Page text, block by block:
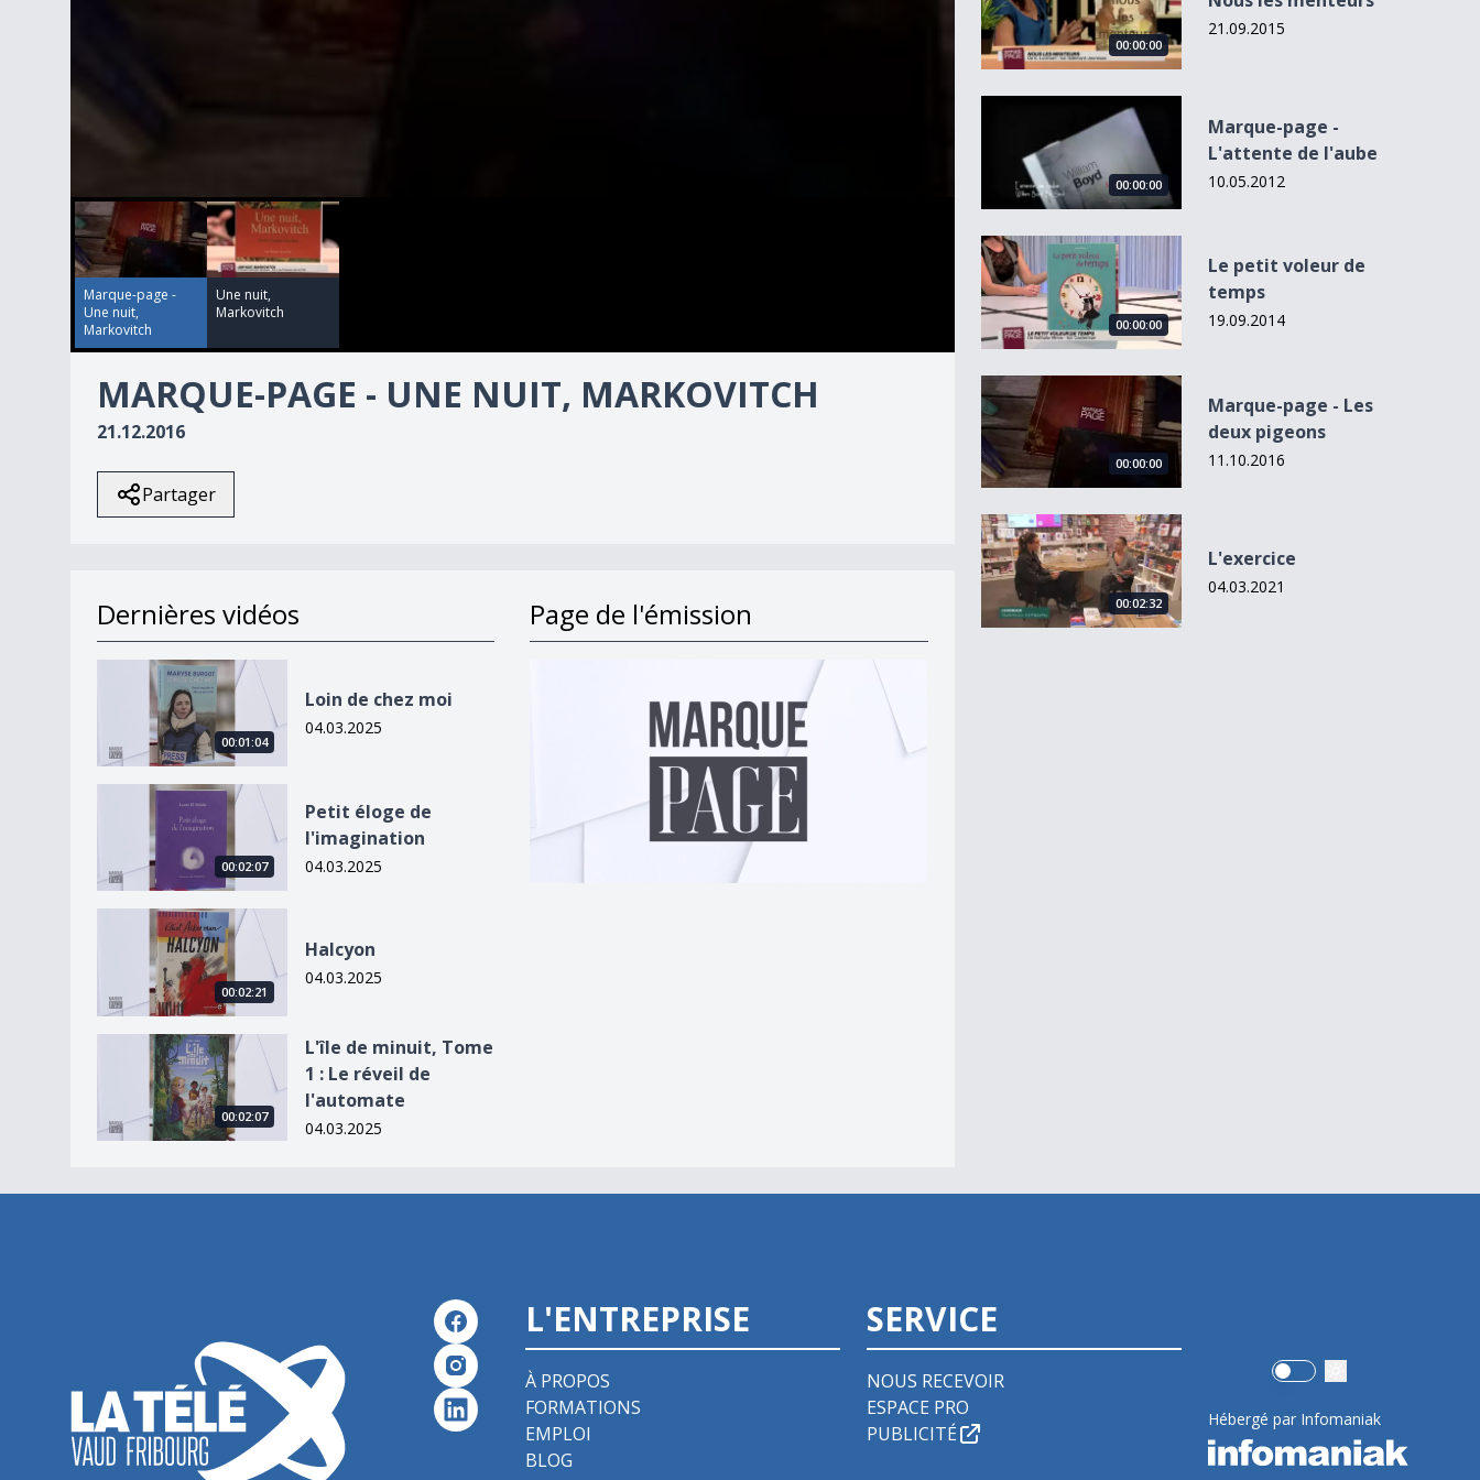
0
seconds
of
2
minutes,
52
seconds
90%
Marque-page -
Une nuit,
Markovitch
Une nuit,
Markovitch
MARQUE-PAGE - UNE NUIT, MARKOVITCH
21.12.2016
Partager
Dernières vidéos
Loin de chez moi
00:01:04
Loin de chez moi
04.03.2025
Petit éloge de l&#039;imagination
00:02:07
Petit éloge de
l'imagination
04.03.2025
Halcyon
00:02:21
Halcyon
04.03.2025
L&#039;île de minuit, Tome 1 : Le réveil de l&#039;automate
00:02:07
L'île de minuit, Tome
1 : Le réveil de
l'automate
04.03.2025
Page de l'émission
00:00:00
21.09.2015
Marque-page - L&#039;attente de l&#039;aube
00:00:00
Marque-page -
L'attente de l'aube
10.05.2012
Le petit voleur de temps
00:00:00
Le petit voleur de
temps
19.09.2014
Marque-page - Les deux pigeons
00:00:00
Marque-page - Les
deux pigeons
11.10.2016
L&#039;exercice
00:02:32
L'exercice
04.03.2021
L'ENTREPRISE
À PROPOS
FORMATIONS
EMPLOI
BLOG
SERVICE
NOUS RECEVOIR
ESPACE PRO
PUBLICITÉ
Use setting
Hébergé par Infomaniak